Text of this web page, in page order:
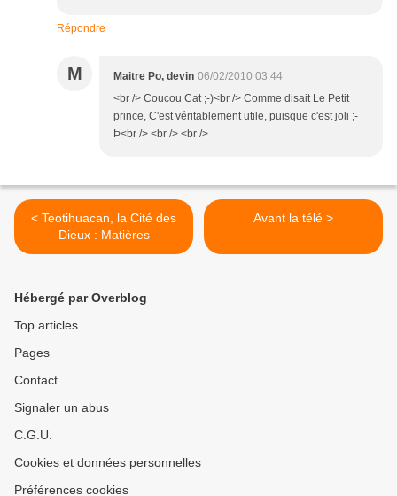
Répondre
M Maitre Po, devin 06/02/2010 03:44
<br /> Coucou Cat ;-)<br /> Comme disait Le Petit
prince, C'est véritablement utile, puisque c'est joli ;-
Þ<br /> <br /> <br />
< Teotihuacan, la Cité des
Dieux : Matières
Avant la télé >
Hébergé par Overblog
Top articles
Pages
Contact
Signaler un abus
C.G.U.
Cookies et données personnelles
Préférences cookies